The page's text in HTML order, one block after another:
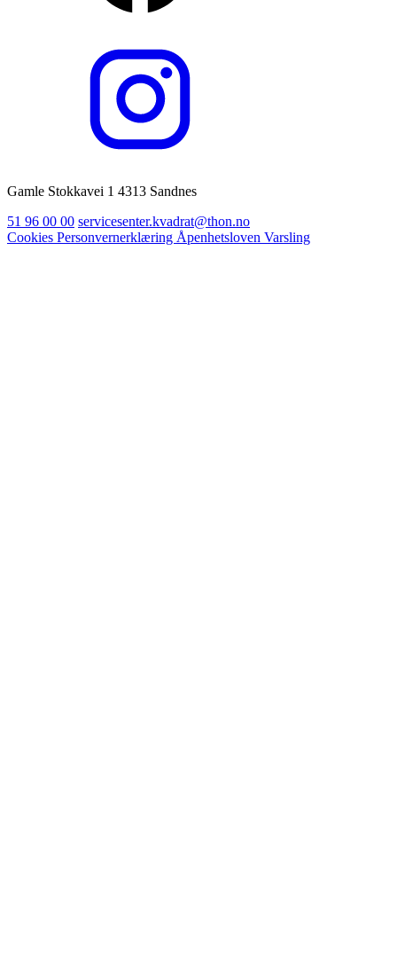
Gamle Stokkavei 1 4313 Sandnes
51 96 00 00 servicesenter.kvadrat@thon.no
Cookies Personvernerklæring Åpenhetsloven Varsling